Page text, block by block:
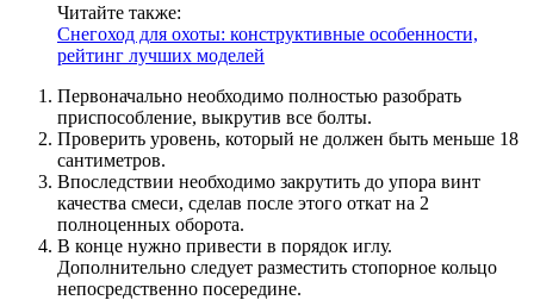
Читайте также:
Снегоход для охоты: конструктивные особенности,
рейтинг лучших моделей
Первоначально необходимо полностью разобрать
приспособление, выкрутив все болты.
Проверить уровень, который не должен быть меньше 18
сантиметров.
Впоследствии необходимо закрутить до упора винт
качества смеси, сделав после этого откат на 2
полноценных оборота.
В конце нужно привести в порядок иглу.
Дополнительно следует разместить стопорное кольцо
непосредственно посередине.